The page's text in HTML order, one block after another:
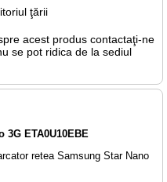
ţării
acest produs contactaţi-ne
se pot ridica de la sediul
3G ETA0U10EBE
retea Samsung Star Nano